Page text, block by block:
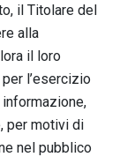
il Titolare del
alla
il loro
l’esercizio
per motivi di
nel pubblico